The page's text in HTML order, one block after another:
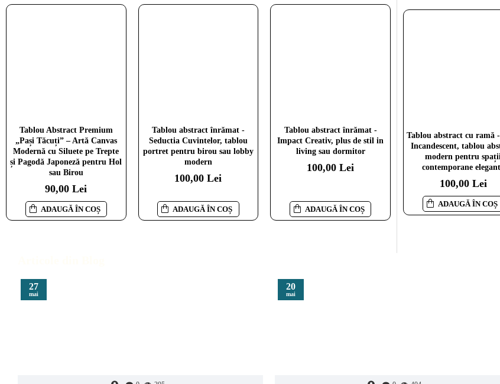
Tablou Abstract Premium
„Pași Tăcuți” – Artă Canvas
Modernă cu Siluete pe Trepte
și Pagodă Japoneză pentru Hol
sau Birou
90,00 Lei
ADAUGĂ ÎN COȘ
Tablou abstract înrămat -
Seductia Cuvintelor, tablou
portret pentru birou sau lobby
modern
100,00 Lei
ADAUGĂ ÎN COȘ
Tablou abstract înrămat -
Impact Creativ, plus de stil in
living sau dormitor
100,00 Lei
ADAUGĂ ÎN COȘ
Tablou abstract
Dorinta de Culoare,
abstracte pentru living
100,00 Lei
ADAUGĂ ÎN COȘ
Tablou abstract cu ramă
Incandescent, tablou
modern pentru
contemporane
100,00 Lei
ADAUGĂ ÎN COȘ
27
mai
20
mai